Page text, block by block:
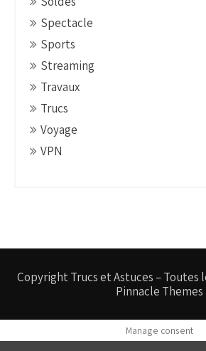
Spectacle
Sports
Streaming
Travaux
Trucs
Voyage
VPN
Copyright Trucs et Astuces – Toutes
Pinnacle Themes
Manage consent